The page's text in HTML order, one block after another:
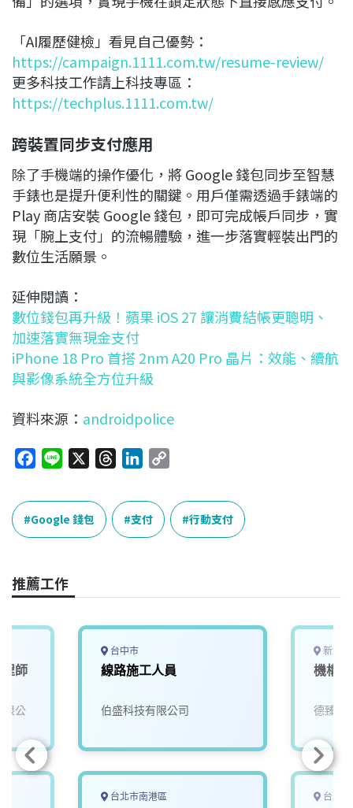
「AI履歷健檢」看見自己優勢：
https://campaign.1111.com.tw/resume-review/
更多科技工作請上科技專區：
https://techplus.1111.com.tw/
跨裝置同步支付應用
除了手機端的操作優化，將 Google 錢包同步至智慧
手錶也是提升便利性的關鍵。用戶僅需透過手錶端的
Play 商店安裝 Google 錢包，即可完成帳戶同步，實
現「腕上支付」的流暢體驗，進一步落實輕裝出門的
數位生活願景。
延伸閱讀：
數位錢包再升級！蘋果 iOS 27 讓消費結帳更聰明、
加速落實無現金支付
iPhone 18 Pro 首搭 2nm A20 Pro 晶片：效能、續航
與影像系統全方位升級
資料來源： androidpolice
c
e
b
o
k
n
e
r
a
n
k
e
n
y
k
Google 錢包 支付 行動支付
推薦工作
師
限公
台中市
線路施工人員
伯盛科技有限公司
台北市南港區
新北
機構
德臻科
台北